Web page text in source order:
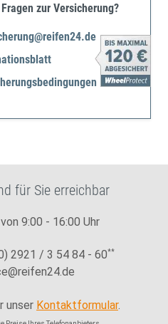
zur Versicherung?
für Sie erreichbar
von 9:00 - 16:00 Uhr
2921 / 3 54 84 - 60**
unser Kontaktformular.